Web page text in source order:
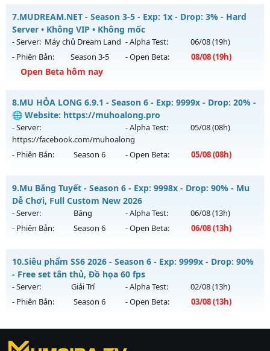
Antihack: AntiShark
Mu mới ra tháng 08 2026 - Mở máy chủ
https://facebook.com/muhoalongvào 08h ngày
05/08/2626
Exp: 9999x - Drop: 20%
Thể loại: Mu Nguyên bản Webzen
Antihack: XShield
7.MUDREAM.NET - Season 3-5 - Exp: 1x - Drop: 3% - Hard
Server • Không VIP • Không mốc
- Server: Máy chủ Dream Land - Alpha Test: 06/08(19h)
- Phiên Bản:
Season 3-5 - Open Beta: 08/08(19h)
Open Beta hôm nay
MUDREAM.NET - Hard Server • Không VIP • Không mốc
Mu mới ra tháng 08 2026 - Mở máy chủ
Landvào 19h ngày 08/08/2626
Exp: 1x - Drop: 3%
Antihack: Chống Hack/ Dupe 100%
8.MU HỎA LONG 6.9.1 - Season 6 - Exp: 9999x - Drop: 20% -
🌐 Website: https://muhoalong.pro
- Server:
https://facebook.com/muhoalong
- Alpha Test: 05/08(08h)
- Phiên Bản: Season 6 - Open Beta: 05/08(08h)
MU HỎA LONG 6.9.1 - 🌐 Website: https://muhoalong.pro
Mu mới ra tháng 08 2026 - Mở máy chủ
https://facebook.com/muhoalongvào 08h ngày
05/08/2626
Kiểu reset: Non Reset
Thể loại: Mu Nguyên bản Webzen
Antihack: XShield
9.Mu Băng Tuyết - Season 6 - Exp: 9998x - Drop: 90% - Mu
Dễ Chơi, Full Custom New 2026
- Server: Băng - Alpha Test: 06/08(13h)
- Phiên Bản:
Season 6 - Open Beta: 06/08(13h)
Mu Băng Tuyết - Mu Dễ Chơi, Full Custom New 2026
Mu mới ra tháng 08 2026 - Mở máy chủ
06/08/2626
Exp: 9998x - Drop: 90%
Thể loại: Mu Custom thêm đồ mới
10.Siêu phẩm SS6 2026 - Season 6 - Exp: 9999x - Drop: 90%
- Free set tân thủ, Đồ họa 60 fps
- Server: Giải Trí - Alpha Test: 02/08(13h)
- Phiên Bản:
Season 6 - Open Beta: 03/08(13h)
Siêu phẩm SS6 2026 - Free set tân thủ, Đồ họa 60 fps
Mu mới ra tháng 08 2026 - Mở máy chủ
https://ktdb.net/ |789club